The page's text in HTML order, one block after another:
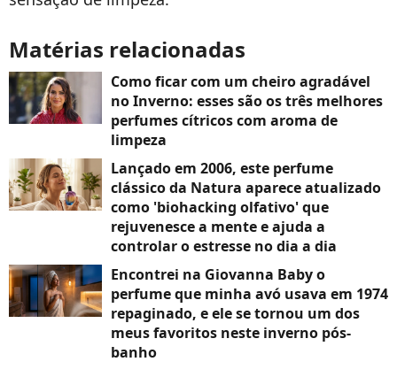
Matérias relacionadas
Como ficar com um cheiro agradável
no Inverno: esses são os três melhores
perfumes cítricos com aroma de
limpeza
Lançado em 2006, este perfume
clássico da Natura aparece atualizado
como 'biohacking olfativo' que
rejuvenesce a mente e ajuda a
controlar o estresse no dia a dia
Encontrei na Giovanna Baby o
perfume que minha avó usava em 1974
repaginado, e ele se tornou um dos
meus favoritos neste inverno pós-
banho